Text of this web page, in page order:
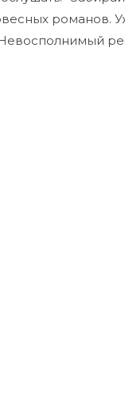
романов.